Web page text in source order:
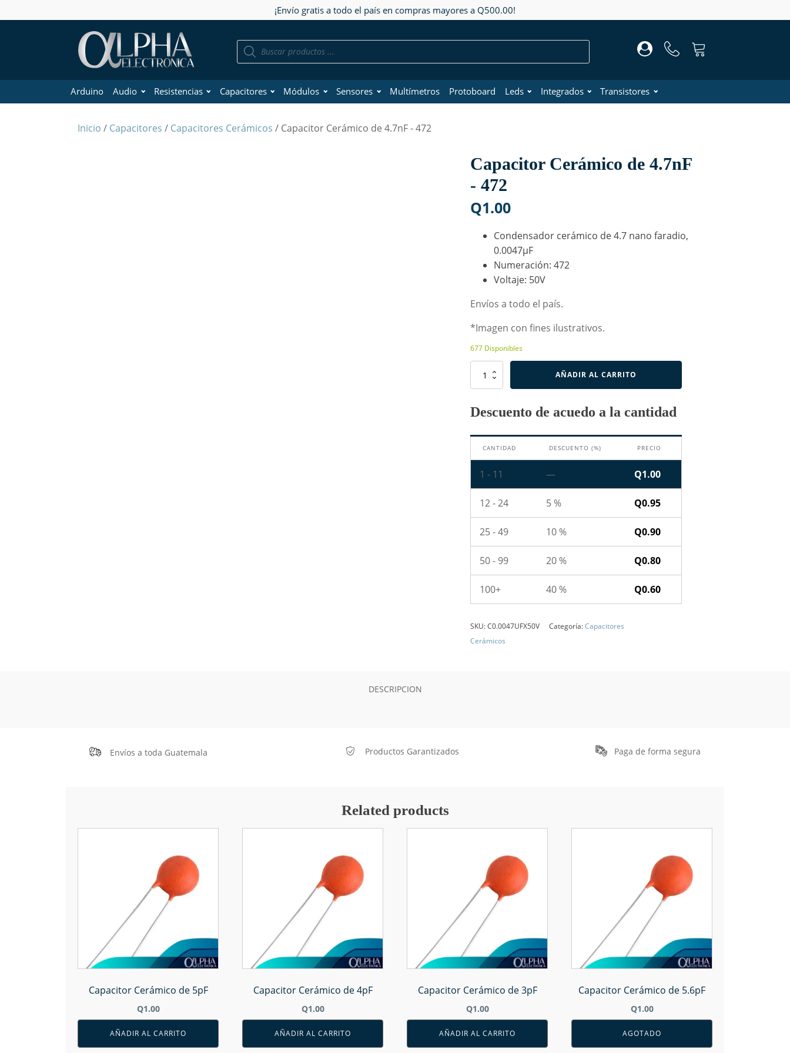
¡Envío gratis a todo el país en compras mayores a Q500.00!
Búsqueda
Arduino Audio Resistencias Capacitores Módulos Sensores Multímetros Protoboard Leds Integrados Transistores
Inicio / Capacitores / Capacitores Cerámicos / Capacitor Cerámico de 4.7nF - 472
Capacitor Cerámico de 4.7nF
- 472
Q1.00
Condensador cerámico de 4.7 nano faradio,
0.0047µF
Numeración: 472
Voltaje: 50V
Envíos a todo el país.
*Imagen con fines ilustrativos.
677 Disponibles
Capacitor
Cerámico
-
cantidad
AÑADIR AL CARRITO
Descuento de acuedo a la cantidad
CANTIDAD DESCUENTO (%) PRECIO
1 - 11 — Q1.00
12 - 24 5 % Q0.95
25 - 49 10 % Q0.90
50 - 99 20 % Q0.80
100+ 40 % Q0.60
SKU:C0.0047UFX50V Categoría:Capacitores
Cerámicos
DESCRIPCION
Envíos a toda Guatemala Productos Garantizados Paga de forma segura
Related products
Capacitor Cerámico de 5pF
Q1.00
AÑADIR AL CARRITO
Capacitor Cerámico de 4pF
Q1.00
AÑADIR AL CARRITO
Capacitor Cerámico de 3pF
Q1.00
AÑADIR AL CARRITO
Capacitor Cerámico de 5.6pF
Q1.00
AGOTADO